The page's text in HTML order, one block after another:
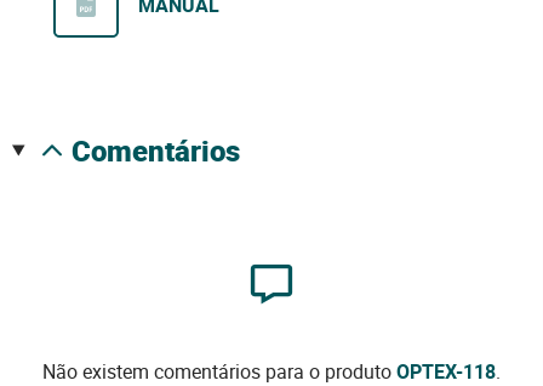
comentários
Não existem comentários para o produtoOPTEX-118.